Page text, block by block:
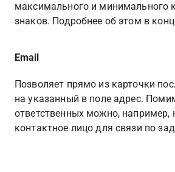
максимального и минимального
знаков. Подробнее об этом в
Email
Позволяет прямо из карточки
на указанный в поле адрес.
ответственных можно, например,
контактное лицо для связи по